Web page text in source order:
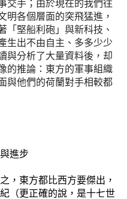
交手；由於現在的我們往
明各個層面的突飛猛進，
「堅船利砲」與新科技、
生出不由自主、多多少少
與分析了大量資料後，却
的推論：東方的軍事組織
與他們的荷蘭對手相較都
進步
，東方都比西方要傑出，
（更正確的說，是十七世